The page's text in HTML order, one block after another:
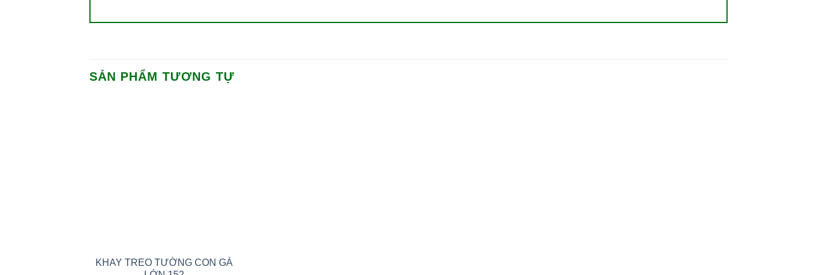
SẢN PHẨM TƯƠNG TỰ
KHAY TREO TƯỜNG CON GÀ